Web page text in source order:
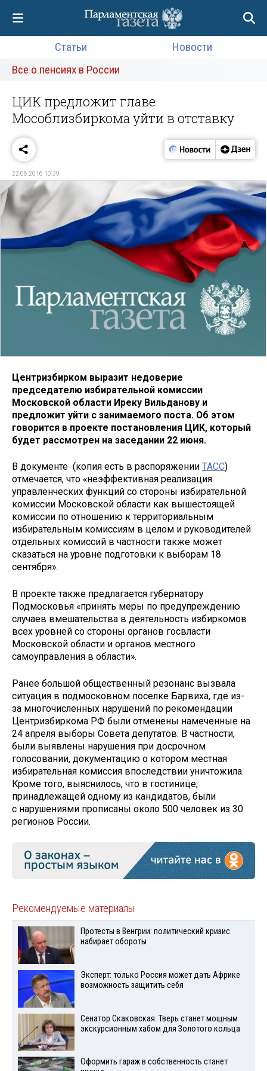
Статьи
Новости
Все о пенсиях в России
ЦИК предложит главе
Мособлизбиркома уйти в отставку
22.06.2016 10:39
Центризбирком выразит недоверие
председателю избирательной комиссии
Московской области Иреку Вильданову и
предложит уйти с занимаемого поста. Об этом
говорится в проекте постановления ЦИК, который
будет рассмотрен на заседании 22 июня.
В документе (копия есть в распоряжении ТАСС)
отмечается, что «неэффективная реализация
управленческих функций со стороны избирательной
комиссии Московской области как вышестоящей
комиссии по отношению к территориальным
избирательным комиссиям в целом и руководителей
отдельных комиссий в частности также может
сказаться на уровне подготовки к выборам 18
сентября».
В проекте также предлагается губернатору
Подмосковья «принять меры по предупреждению
случаев вмешательства в деятельность избиркомов
всех уровней со стороны органов госвласти
Московской области и органов местного
самоуправления в области».
Ранее большой общественный резонанс вызвала
ситуация в подмосковном поселке Барвиха, где из-
за многочисленных нарушений по рекомендации
Центризбиркома РФ были отменены намеченные на
24 апреля выборы Совета депутатов. В частности,
были выявлены нарушения при досрочном
голосовании, документацию о котором местная
избирательная комиссия впоследствии уничтожила.
Кроме того, выяснилось, что в гостинице,
принадлежащей одному из кандидатов, были
с нарушениями прописаны около 500 человек из 30
регионов России.
Рекомендуемые материалы
Протесты в Венгрии: политический кризис
набирает обороты
Эксперт: только Россия может дать Африке
возможность защитить себя
Сенатор Скаковская: Тверь станет мощным
экскурсионным хабом для Золотого кольца
Оформить гараж в собственность станет